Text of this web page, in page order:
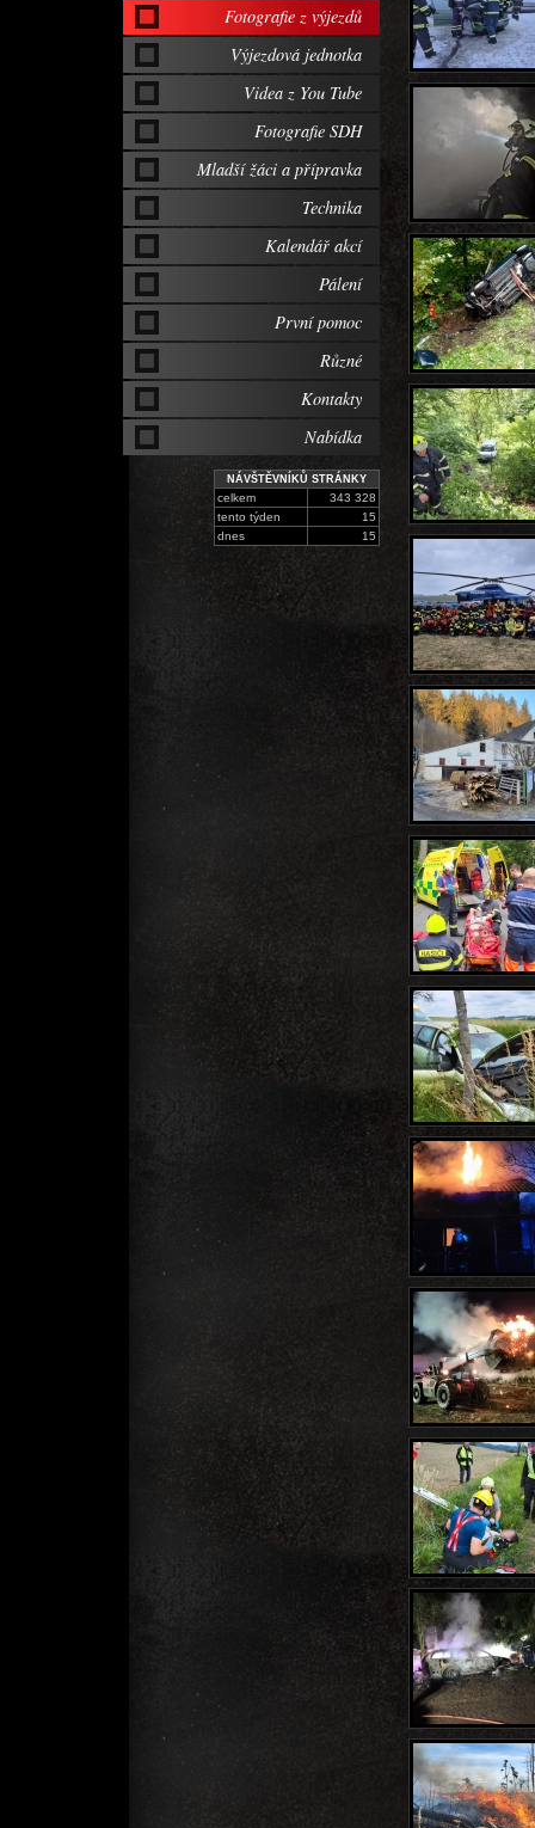
Fotografie z výjezdů
Výjezdová jednotka
Videa z You Tube
Fotografie SDH
Mladší žáci a přípravka
Technika
Kalendář akcí
Pálení
První pomoc
Různé
Kontakty
Nabídka
NÁVŠTĚVNÍKŮ STRÁNKY
celkem
343 328
tento týden
15
dnes
15